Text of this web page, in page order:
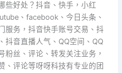
些好处？抖音、快手，小红
、facebook、今日头条、
服务，抖音快手账号交易、抖
抖音直播人气、QQ空间、QQ
粉丝、评论、转发关注业务，
、评论等呀呀科技有专业的团